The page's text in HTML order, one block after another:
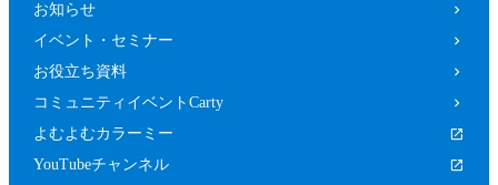
お知らせ
イベント・セミナー
お役立ち資料
コミュニティイベントCarty
よむよむカラーミー
YouTubeチャンネル